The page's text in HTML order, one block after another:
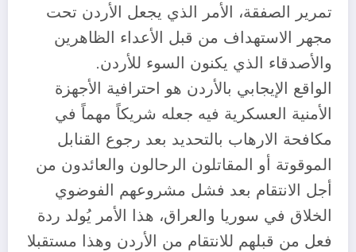
تمرير الصفقة، الأمر الذي يجعل الأردن تحت
مجهر الاستهداف من قبل الأعداء الظاهرين
والأصدقاء الذي يكنون السوء للأردن.
الواقع الإيجابي بالأردن هو احترافية الأجهزة
الأمنية العسكرية فيه جعله شريكاً مهماً في
مكافحة الارهاب بالتحديد بعد رجوع القنابل
الموقوتة أو المقاتلون الرحالون والعائدون من
أجل الانتقام بعد فشل مشروعهم الفوضوي
الخلاق في سوريا والعراق، هذا الأمر يُولد ردة
فعل من قبلهم للانتقام من الأردن وهذا مستقبلا